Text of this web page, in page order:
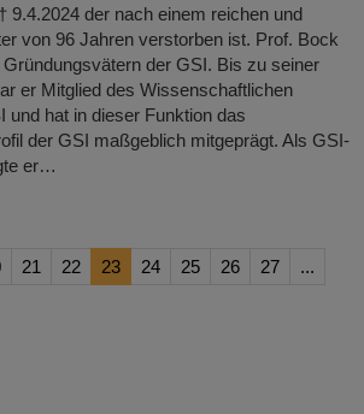
der nach einem reichen und
von 96 Jahren verstorben ist. Prof. Bock
der GSI. Bis zu seiner
er Mitglied des Wissenschaftlichen
und hat in dieser Funktion das
der GSI maßgeblich mitgeprägt. Als GSI-
er…
21 22 23 24 25 26 27
...